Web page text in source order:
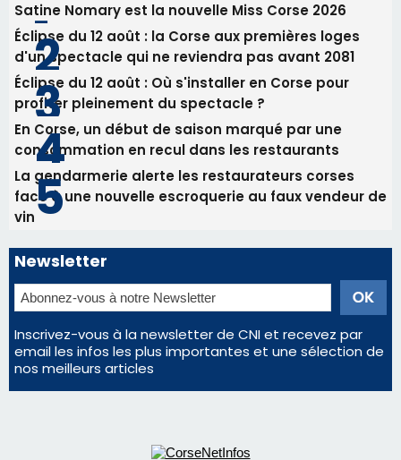
Satine Nomary est la nouvelle Miss Corse 2026
Éclipse du 12 août : la Corse aux premières loges
d'un spectacle qui ne reviendra pas avant 2081
Éclipse du 12 août : Où s'installer en Corse pour
profiter pleinement du spectacle ?
En Corse, un début de saison marqué par une
consommation en recul dans les restaurants
La gendarmerie alerte les restaurateurs corses
face à une nouvelle escroquerie au faux vendeur de
vin
Newsletter
Inscrivez-vous à la newsletter de CNI et recevez par
email les infos les plus importantes et une sélection de
nos meilleurs articles